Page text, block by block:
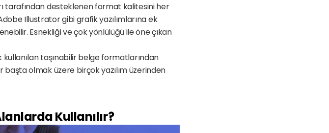
tarafından desteklenen format kalitesini her
Illustrator gibi grafik yazılımlarına ek
Esnekliği ve çok yönlülüğü ile öne çıkan
taşınabilir belge formatlarından
olmak üzere birçok yazılım üzerinden
Kullanılır?